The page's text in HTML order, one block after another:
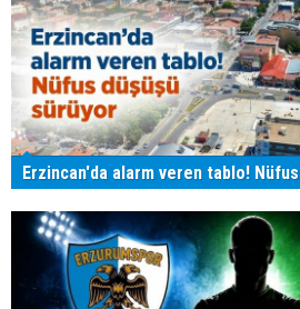
Erzincan'da alarm veren tablo!